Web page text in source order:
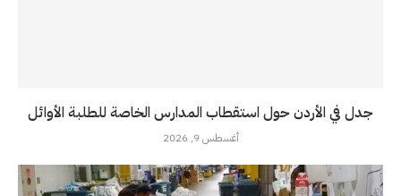
جدل في الأردن حول استقطاب المدارس الخاصة للطلبة الأوائل
أغسطس 9, 2026